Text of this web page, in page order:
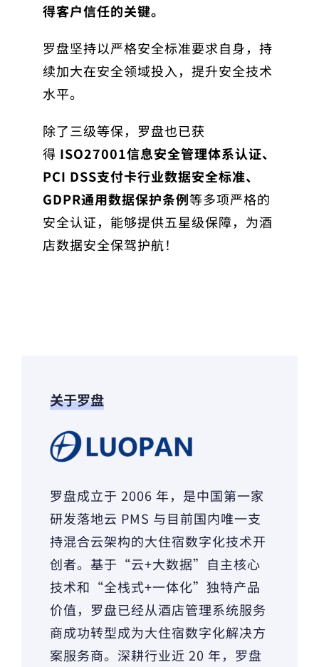
得客户信任的关键。
罗盘坚持以严格安全标准要求自身，持
续加大在安全领域投入，提升安全技术
水平。
除了三级等保，罗盘也已获
得 ISO27001信息安全管理体系认证、
PCI DSS支付卡行业数据安全标准、
GDPR通用数据保护条例等多项严格的
安全认证，能够提供五星级保障，为酒
店数据安全保驾护航！
关于罗盘
罗盘成立于 2006 年，是中国第一家
研发落地云 PMS 与目前国内唯一支
持混合云架构的大住宿数字化技术开
创者。基于“云+大数据”自主核心
技术和“全栈式+一体化”独特产品
价值，罗盘已经从酒店管理系统服务
商成功转型成为大住宿数字化解决方
案服务商。深耕行业近 20 年，罗盘